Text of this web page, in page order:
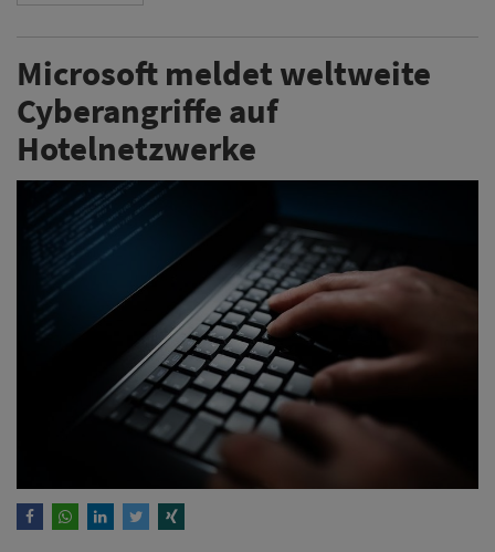
Microsoft meldet weltweite
Cyberangriffe auf
Hotelnetzwerke